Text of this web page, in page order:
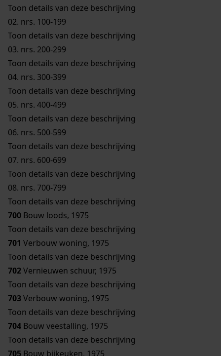
Toon details van deze beschrijving
02. nrs. 100-199
Toon details van deze beschrijving
03. nrs. 200-299
Toon details van deze beschrijving
04. nrs. 300-399
Toon details van deze beschrijving
05. nrs. 400-499
Toon details van deze beschrijving
06. nrs. 500-599
Toon details van deze beschrijving
07. nrs. 600-699
Toon details van deze beschrijving
08. nrs. 700-799
Toon details van deze beschrijving
700 Bouw loods, 1975
Toon details van deze beschrijving
701 Verbouw woning, 1975
Toon details van deze beschrijving
702Vernieuwen schuur, 1975
Toon details van deze beschrijving
703Verbouw woning, 1975
Toon details van deze beschrijving
704 Bouw veestalling, 1975
Toon details van deze beschrijving
705 Bouw bijkeuken, 1975